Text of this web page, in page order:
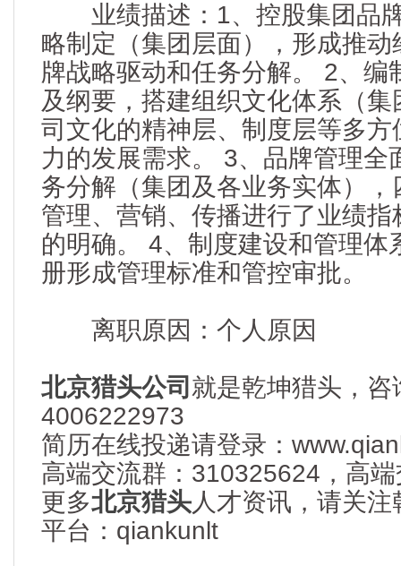
业绩描述：1、控股集团品
略制定（集团层面），形成推
牌战略驱动和任务分解。 2、编
及纲要，搭建组织文化体系（
司文化的精神层、制度层等多
力的发展需求。 3、品牌管理全
务分解（集团及各业务实体）
管理、营销、传播进行了业绩
的明确。 4、制度建设和管理体
册形成管理标准和管控审批。
离职原因：个人原因
北京猎头公司 就是乾坤猎头，咨
4006222973
简历在线投递请登录：
高端交流群：310325624，高
更多北京猎头人才资讯，请关
平台：qiankunlt